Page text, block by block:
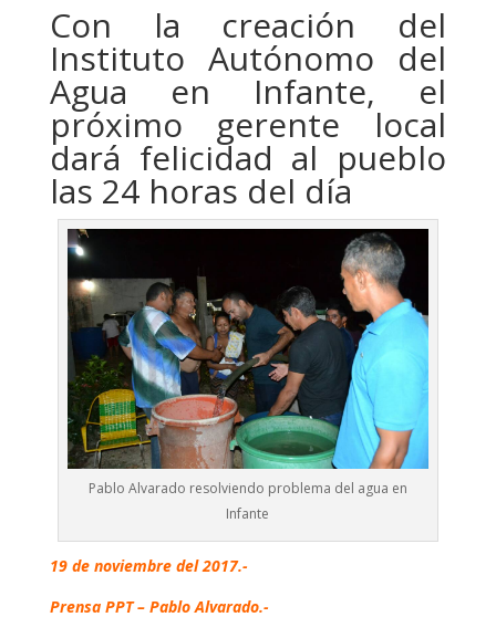
Con la creación del
Instituto Autónomo del
Agua en Infante, el
próximo gerente local
dará felicidad al pueblo
las 24 horas del día
Pablo Alvarado resolviendo problema del agua en
Infante
19 de noviembre del 2017.-
Prensa PPT – Pablo Alvarado.-